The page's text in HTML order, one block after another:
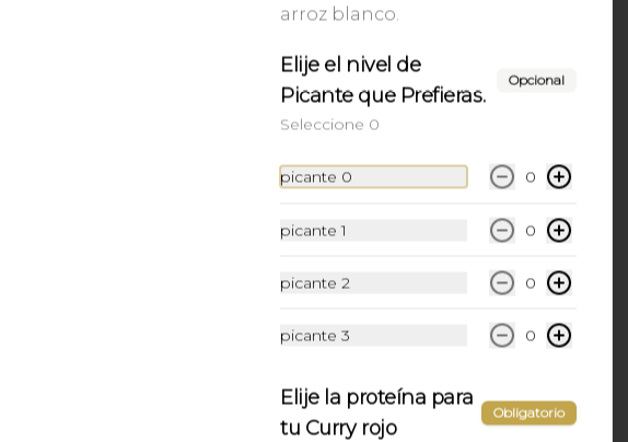
arroz blanco.
Elije el nivel de
Picante que Prefieras.
Opcional
Seleccione 0
picante 0 0
picante 1 0
picante 2 0
picante 3 0
Elije la proteína para
tu Curry rojo
Obligatorio